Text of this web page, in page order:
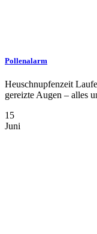
Pollenalarm
Heuschnupfenzeit
gereizte Augen – alles
15
Juni